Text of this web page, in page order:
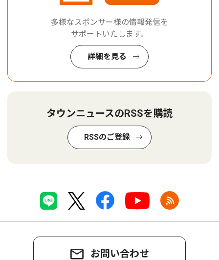
多様なスポンサー様の情報発信を
サポートいたします。
詳細を見る
タウンニュースのRSSを購読
RSSのご登録
お問い合わせ